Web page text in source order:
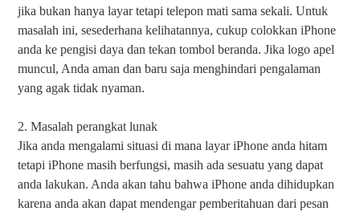
jika bukan hanya layar tetapi telepon mati sama sekali. Untuk
masalah ini, sesederhana kelihatannya, cukup colokkan iPhone
anda ke pengisi daya dan tekan tombol beranda. Jika logo apel
muncul, Anda aman dan baru saja menghindari pengalaman
yang agak tidak nyaman.
2. Masalah perangkat lunak
Jika anda mengalami situasi di mana layar iPhone anda hitam
tetapi iPhone masih berfungsi, masih ada sesuatu yang dapat
anda lakukan. Anda akan tahu bahwa iPhone anda dihidupkan
karena anda akan dapat mendengar pemberitahuan dari pesan